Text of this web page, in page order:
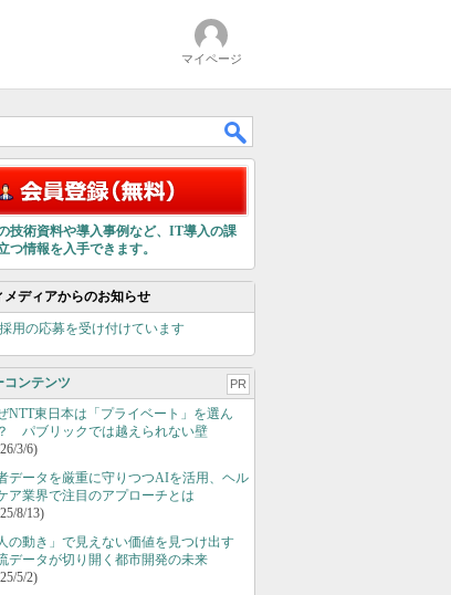
マイページ
技術資料や導入事例など、IT導入の課
つ情報を入手できます。
メディアからのお知らせ
用の応募を受け付けています
コンテンツ PR
NTT東日本は「プライベート」を選ん
パブリックでは越えられない壁
3/6)
データを厳重に守りつつAIを活用、ヘル
ア業界で注目のアプローチとは
8/13)
人の動き」で見えない価値を見つけ出す
データが切り開く都市開発の未来
5/2)